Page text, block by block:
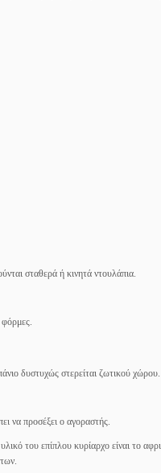
σταθερά ή κινητά ντουλάπια.
φόρμες.
δυστυχώς στερείται ζωτικού χώρου.
να προσέξει ο αγοραστής.
του επίπλου κυρίαρχο είναι το